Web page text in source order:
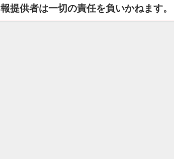
報提供者は一切の責任を負いかねます。